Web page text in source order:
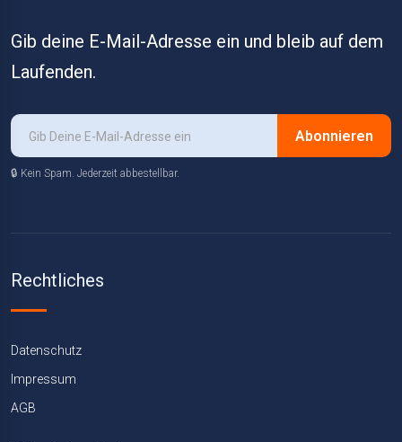
Gib deine E-Mail-Adresse ein und bleib auf dem
Laufenden.
Abonnieren
🔒 Kein Spam. Jederzeit abbestellbar.
Rechtliches
Datenschutz
Impressum
AGB